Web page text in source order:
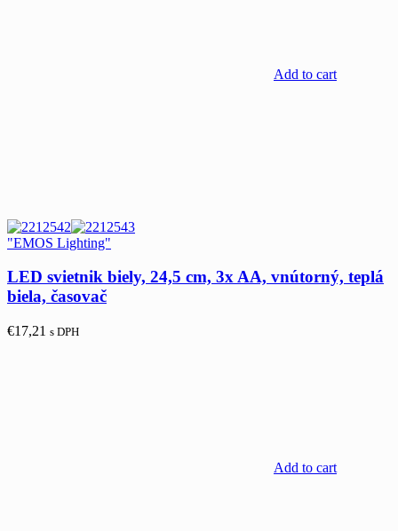
Add to cart
"EMOS Lighting"
LED svietnik biely, 24,5 cm, 3x AA, vnútorný, teplá
biela, časovač
€17,21 s DPH
Add to cart